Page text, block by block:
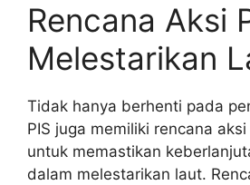
Rencana Aksi
Melestarikan
Tidak hanya berhenti pada
PIS juga memiliki rencana
untuk memastikan
dalam melestarikan laut.